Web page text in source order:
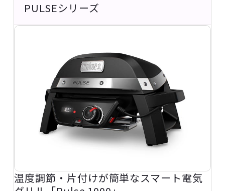
PULSEシリーズ
温度調節・片付けが簡単なスマート電気